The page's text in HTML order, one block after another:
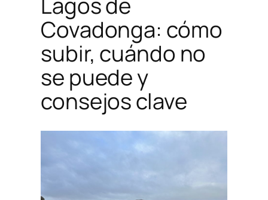
Covadonga: cómo
subir, cuándo no
se puede y
consejos clave